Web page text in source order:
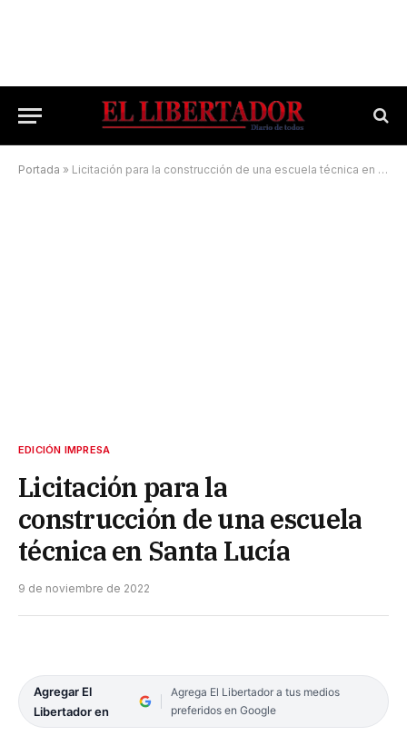
Portada » Licitación para la construcción de una escuela técnica en Santa Lucía
EDICIÓN IMPRESA
Licitación para la
construcción de una escuela
técnica en Santa Lucía
9 de noviembre de 2022
Agregar El
Libertador en
Agrega El Libertador a tus medios
preferidos en Google